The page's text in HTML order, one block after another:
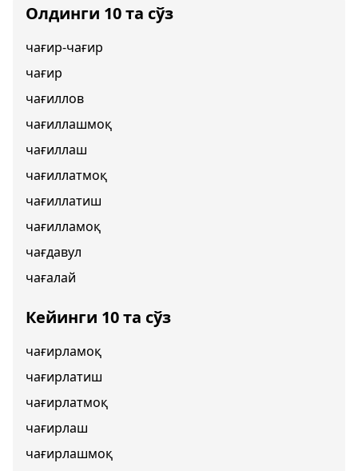
Олдинги 10 та сўз
чағир-чағир
чағир
чағиллов
чағиллашмоқ
чағиллаш
чағиллатмоқ
чағиллатиш
чағилламоқ
чағдавул
чағалай
Кейинги 10 та сўз
чағирламоқ
чағирлатиш
чағирлатмоқ
чағирлаш
чағирлашмоқ